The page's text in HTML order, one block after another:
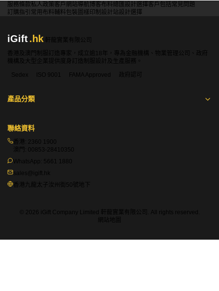
服務條款私人政策客戶 網站導航博客布料總匯設計選擇客戶包括常見問題
訂購指引 常用布料輔料包裝 圖樣印制 設計站設計選擇
iGift.hk
軒龍實業有限公司
香港及澳門制服訂造專家，成立逾18年，專為金融機構、物業管理公司、政府
機構及大型企業提供度身訂造制服設計及生產服務。
Sedex
ISO 9001 FAMA Approved 政府認可
產品分類
聯絡資料
香港: 2360 1900
澳門: 00853-28410350
WhatsApp: 5661 1880
sales@igift.hk
香港九龍太子汝州街50號地下
© 2026 iGift Company Limited 軒龍實業有限公司. All rights reserved.
網站地圖